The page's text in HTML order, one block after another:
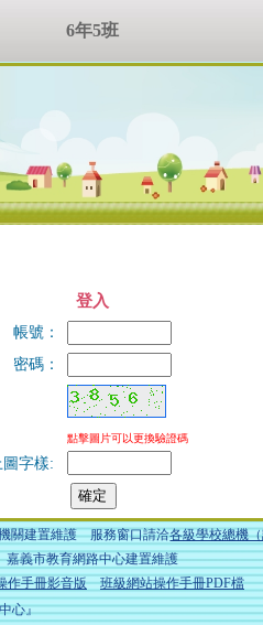
登入
帳號：
密碼：
字樣:
點擊圖片可以更換驗證碼
關建置維護 服務窗口請洽各級學校總機
嘉義市教育網路中心建置維護
作手冊影音版
班級網站操作手冊PDF檔
心』
6年5班